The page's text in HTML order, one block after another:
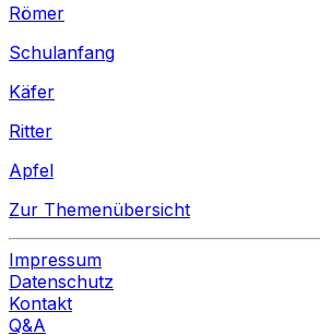
Römer
Schulanfang
Käfer
Ritter
Apfel
Zur Themenübersicht
Impressum
Datenschutz
Kontakt
Q&A